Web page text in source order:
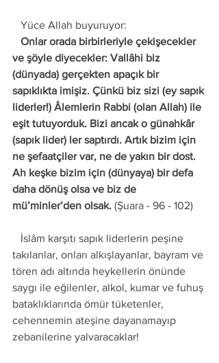
   Yüce Allah buyuruyor:
ve şöyle diyecekler: Vallâhi biz
(dünyada) gerçekten apaçık bir
sapıklıkta imişiz. Çünkü biz sizi (ey sapık
liderler!) Âlemlerin Rabbi (olan Allah) ile
eşit tutuyorduk. Bizi ancak o günahkâr
(sapık lider) ler saptırdı. Artık bizim için
ne şefaatçiler var, ne de yakın bir dost.
Ah keşke bizim için (dünyaya) bir defa
daha dönüş olsa ve biz de
mü’minler’den olsak. (Şuara - 96 - 102)
takılanlar, onları alkışlayanlar, bayram ve
tören adı altında heykellerin önünde
saygı ile eğilenler, alkol, kumar ve fuhuş
bataklıklarında ömür tüketenler,
cehennemin ateşine dayanamayıp
zebanilerine yalvaracaklar!